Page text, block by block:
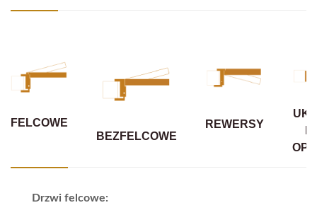
FELCOWE
BEZFELCOWE
REWERSY
Drzwi felcowe: